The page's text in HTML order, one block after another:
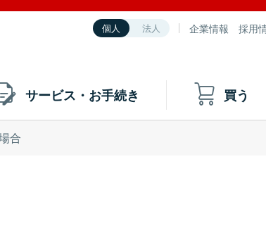
個人 法人 企業情報 採用
サービス・お手続き 買う
合